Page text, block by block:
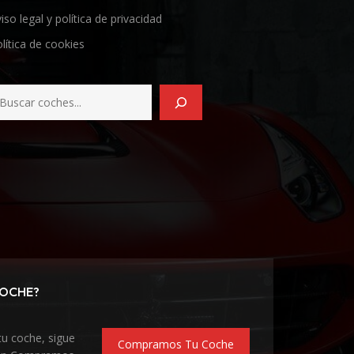
legal y política de privacidad
de cookies
coche, sigue
Compramos Tu Coche